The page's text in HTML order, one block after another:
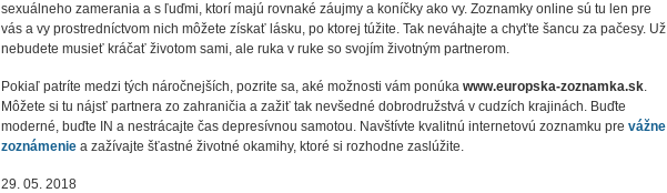
sexuálneho zamerania a s ľuďmi, ktorí majú rovnaké záujmy a koníčky ako vy. Zoznamky online sú tu len pre
vás a vy prostredníctvom nich môžete získať lásku, po ktorej túžite. Tak neváhajte a chyťte šancu za pačesy. Už
nebudete musieť kráčať životom sami, ale ruka v ruke so svojím životným partnerom.
Pokiaľ patríte medzi tých náročnejších, pozrite sa, aké možnosti vám ponúka www.europska-zoznamka.sk.
Môžete si tu nájsť partnera zo zahraničia a zažiť tak nevšedné dobrodružstvá v cudzích krajinách. Buďte
moderné, buďte IN a nestrácajte čas depresívnou samotou. Navštívte kvalitnú internetovú zoznamku pre vážne
zoznámenie a zažívajte šťastné životné okamihy, ktoré si rozhodne zaslúžite.
29. 05. 2018